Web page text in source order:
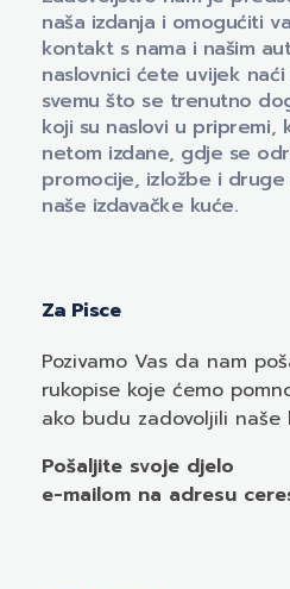
naša izdanja i omogućiti
kontakt s nama i našim
naslovnici ćete uvijek
svemu što se trenutno
koji su naslovi u pripremi,
netom izdane, gdje se
promocije, izložbe i
naše izdavačke kuće.
Za Pisce
Pozivamo Vas da nam
rukopise koje ćemo
ako budu zadovoljili naše
Pošaljite svoje djelo
e-mailom na adresu